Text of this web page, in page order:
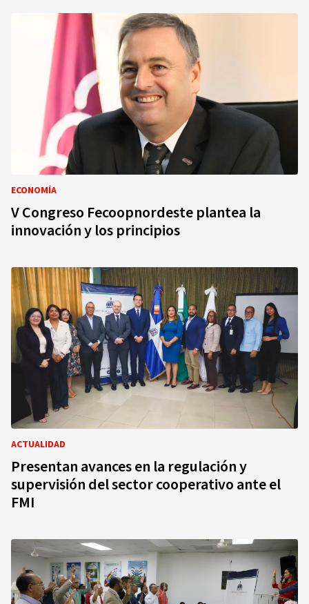
ECONOMÍA
V Congreso Fecoopnordeste plantea la
innovación y los principios
ACTUALIDAD
Presentan avances en la regulación y
supervisión del sector cooperativo ante el
FMI